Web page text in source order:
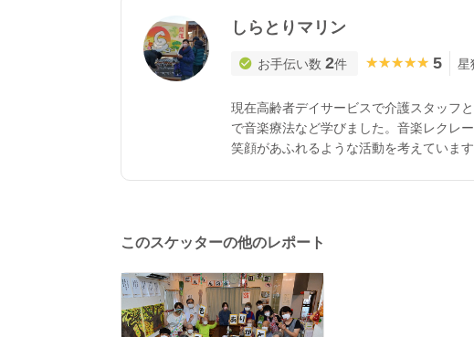
しらとりマリン
お手伝い数 2件 ★★★★★
★★★★★ 5 星
現在高齢者デイサービスで介護スタッフ
で音楽療法など学びました。音楽レクレ
笑顔があふれるような活動を考えていま
このスケッターの他のレポート